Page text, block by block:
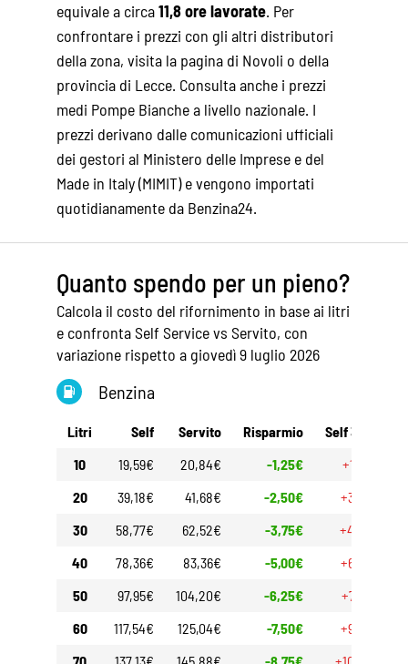
equivale a circa11,8 ore lavorate. Per
confrontare i prezzi con gli altri distributori
della zona, visita la pagina di Novoli o della
provincia di Lecce. Consulta anche i prezzi
medi Pompe Bianchea livello nazionale. I
prezzi derivano dalle comunicazioni ufficiali
dei gestori al Ministero delle Imprese e del
Made in Italy (MIMIT) e vengono importati
quotidianamente da Benzina24.
Quanto spendo per un pieno?
Calcola il costo del rifornimento in base ai litri
e confronta Self Service vs Servito, con
variazione rispetto a giovedì 9 luglio 2026
Benzina
Litri Self Servito Risparmio Self 30gg
10
19,59€ 20,84€ -1,25€
+1,50€
20
39,18€ 41,68€ -2,50€
+3,00€
30
58,77€ 62,52€ -3,75€
+4,50€
40
78,36€ 83,36€ -5,00€
+6,00€
50
97,95€ 104,20€ -6,25€
+7,50€
60
117,54€ 125,04€ -7,50€
+9,00€